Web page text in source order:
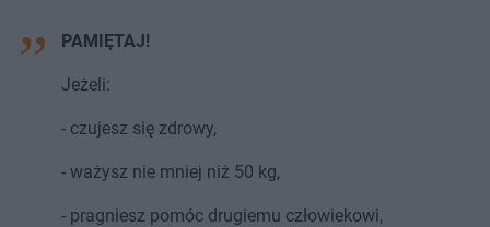
PAMIĘTAJ!
Jeżeli:
- czujesz się zdrowy,
- ważysz nie mniej niż 50 kg,
- pragniesz pomóc drugiemu człowiekowi,